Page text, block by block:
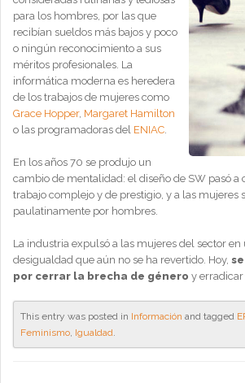
para los hombres, por las que
recibían sueldos más bajos y poco
o ningún reconocimiento a sus
méritos profesionales. La
informática moderna es heredera
de los trabajos de mujeres como
Grace Hopper, Margaret Hamilton
o las programadoras del ENIAC.
En los años 70 se produjo un
cambio de mentalidad: el diseño de SW pasó a
trabajo complejo y de prestigio, y a las mujeres
paulatinamente por hombres.
La industria expulsó a las mujeres del sector
desigualdad que aún no se ha revertido. Hoy,
por cerrar la brecha de género y
This entry was posted in Información and tagged
Feminismo, Igualdad.